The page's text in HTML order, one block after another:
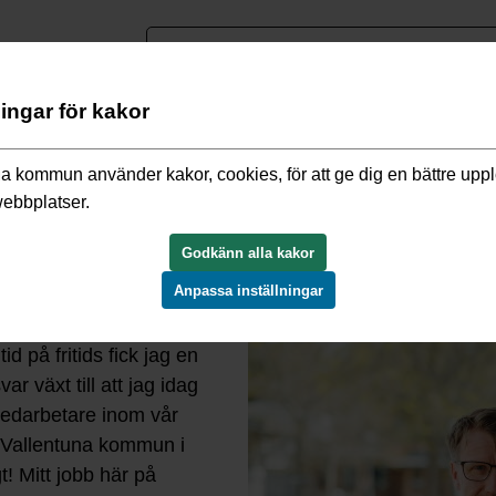
Möt våra medarbetare/Möt Christer
på Rosendalsskolan södra
när den
på fritids fick jag en
växt till att jag idag
inom vår
kommun i
Mitt jobb här på
för kakor
kommun använder kakor, cookies, för att ge dig en bättre
Godkänn alla kakor
Anpassa inställningar